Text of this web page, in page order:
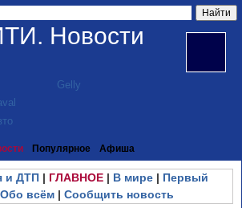
Новости
Популярное Афиша
и ДТП| ГЛАВНОЕ| В мире| Первый
Обо всём | Сообщить новость